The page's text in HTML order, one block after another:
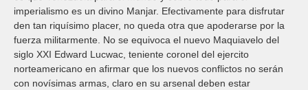
imperialismo es un divino Manjar. Efectivamente para disfrutar
den tan riquísimo placer, no queda otra que apoderarse por la
fuerza militarmente. No se equivoca el nuevo Maquiavelo del
siglo XXI Edward Lucwac, teniente coronel del ejercito
norteamericano en afirmar que los nuevos conflictos no serán
con novísimas armas, claro en su arsenal deben estar